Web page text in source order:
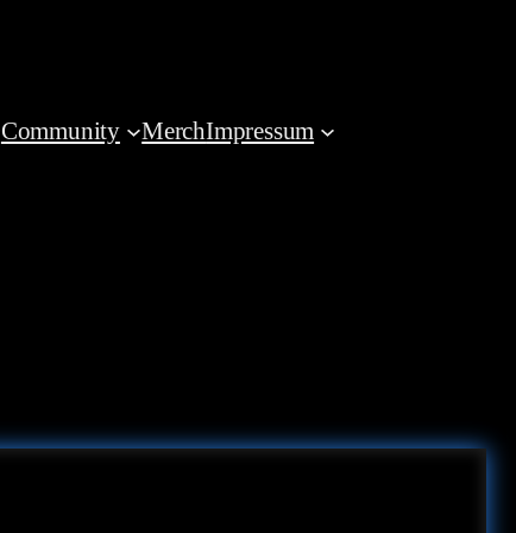
Community MerchImpressum